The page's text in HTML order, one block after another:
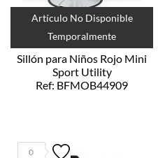
Artículo No Disponible
Temporalmente
Sillón para Niños Rojo Mini
Sport Utility
Ref: BFMOB44909
0